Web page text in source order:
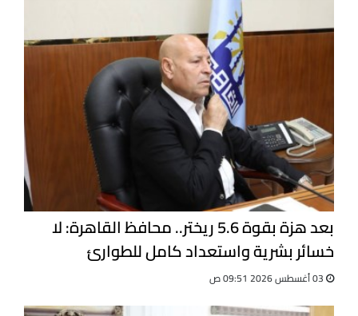
بعد هزة بقوة 5.6 ريختر.. محافظ القاهرة: لا
خسائر بشرية واستعداد كامل للطوارئ